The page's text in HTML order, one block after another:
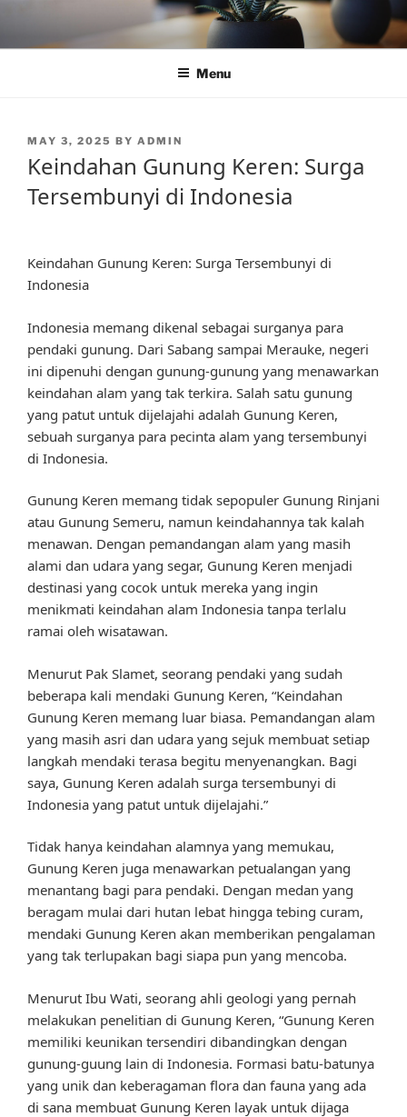
content
Menu
POSTED
MAY 3, 2025 BY ADMIN
Keindahan Gunung Keren: Surga
Tersembunyi di Indonesia
Keindahan Gunung Keren: Surga Tersembunyi di
Indonesia
Indonesia memang dikenal sebagai surganya para
pendaki gunung. Dari Sabang sampai Merauke, negeri
ini dipenuhi dengan gunung-gunung yang menawarkan
keindahan alam yang tak terkira. Salah satu gunung
yang patut untuk dijelajahi adalah Gunung Keren,
sebuah surganya para pecinta alam yang tersembunyi
di Indonesia.
Gunung Keren memang tidak sepopuler Gunung Rinjani
atau Gunung Semeru, namun keindahannya tak kalah
menawan. Dengan pemandangan alam yang masih
alami dan udara yang segar, Gunung Keren menjadi
destinasi yang cocok untuk mereka yang ingin
menikmati keindahan alam Indonesia tanpa terlalu
ramai oleh wisatawan.
Menurut Pak Slamet, seorang pendaki yang sudah
beberapa kali mendaki Gunung Keren, “Keindahan
Gunung Keren memang luar biasa. Pemandangan alam
yang masih asri dan udara yang sejuk membuat setiap
langkah mendaki terasa begitu menyenangkan. Bagi
saya, Gunung Keren adalah surga tersembunyi di
Indonesia yang patut untuk dijelajahi.”
Tidak hanya keindahan alamnya yang memukau,
Gunung Keren juga menawarkan petualangan yang
menantang bagi para pendaki. Dengan medan yang
beragam mulai dari hutan lebat hingga tebing curam,
mendaki Gunung Keren akan memberikan pengalaman
yang tak terlupakan bagi siapa pun yang mencoba.
Menurut Ibu Wati, seorang ahli geologi yang pernah
melakukan penelitian di Gunung Keren, “Gunung Keren
memiliki keunikan tersendiri dibandingkan dengan
gunung-guung lain di Indonesia. Formasi batu-batunya
yang unik dan keberagaman flora dan fauna yang ada
di sana membuat Gunung Keren layak untuk dijaga